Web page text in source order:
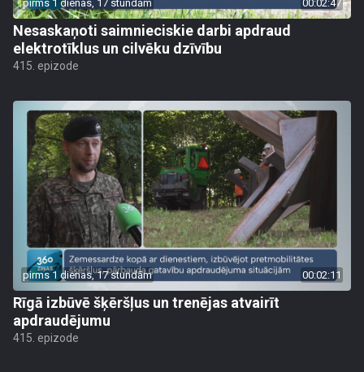
pirms 1 dienas, 17 stundām 00:02:47
Nesaskaņoti saimnieciskie darbi apdraud
elektrotīklus un cilvēku dzīvību
415. epizode
pirms 1 dienas, 17 stundām 00:02:11
Rīgā izbūvē šķēršļus un trenējas atvairīt
apdraudējumu
415. epizode